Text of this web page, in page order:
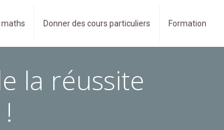
maths Donner des cours particuliers Formation
la réussite